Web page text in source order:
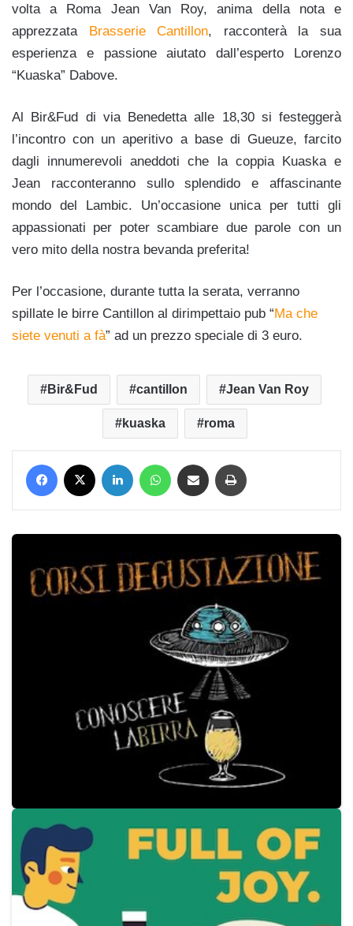
volta a Roma Jean Van Roy, anima della nota e
apprezzata Brasserie Cantillon, racconterà la sua
esperienza e passione aiutato dall’esperto Lorenzo
“Kuaska” Dabove.
Al Bir&Fud di via Benedetta alle 18,30 si festeggerà
l’incontro con un aperitivo a base di Gueuze, farcito
dagli innumerevoli aneddoti che la coppia Kuaska e
Jean racconteranno sullo splendido e affascinante
mondo del Lambic. Un’occasione unica per tutti gli
appassionati per poter scambiare due parole con un
vero mito della nostra bevanda preferita!
Per l’occasione, durante tutta la serata, verranno
spillate le birre Cantillon al dirimpettaio pub “Ma che
siete venuti a fà” ad un prezzo speciale di 3 euro.
Bir&Fud cantillon Jean Van Roy
kuaska roma
Facebook LinkedIn WhatsApp Condividi via mail